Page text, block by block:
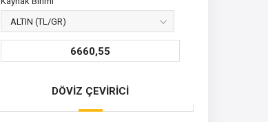
6660,55
DÖVİZ ÇEVİRİCİ